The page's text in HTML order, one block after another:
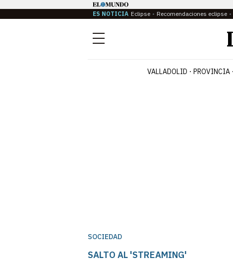
ES NOTICIA Eclipse Recomendaciones eclipse
Menú
VALLADOLID PROVINCIA
SOCIEDAD
SALTO AL 'STREAMING'